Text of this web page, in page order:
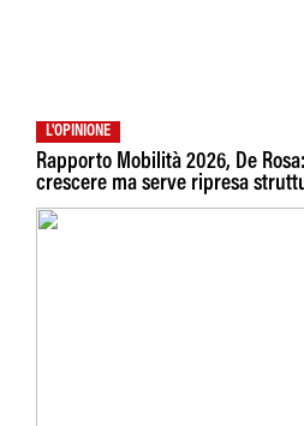
L'OPINIONE
Rapporto Mobilità 2026, De
crescere ma serve ripresa